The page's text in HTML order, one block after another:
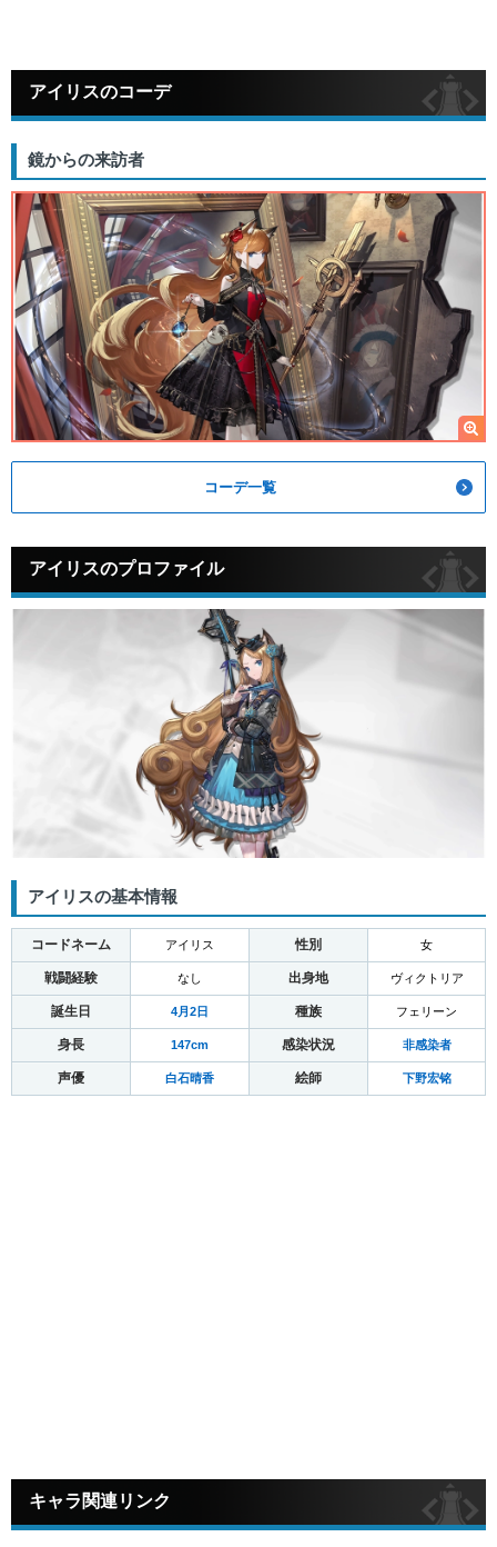
アイリスのコーデ
鏡からの来訪者
コーデ一覧
アイリスのプロファイル
アイリスの基本情報
コードネーム アイリス 性別 女
戦闘経験 なし 出身地 ヴィクトリア
誕生日 4月2日 種族 フェリーン
身長 147cm 感染状況 非感染者
声優 白石晴香 絵師 下野宏铭
キャラ関連リンク